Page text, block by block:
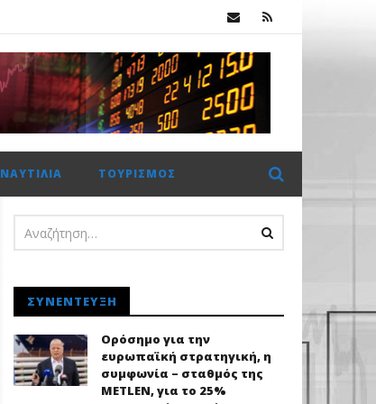
Πέμπτο σερί κλείσιμο πάνω από τις 2.600 μονάδες για το Χρηματιστήριο Αθηνών με ώθηση από το εξωτερικό
ΝΑΥΤΙΛΊΑ ΤΟΥΡΙΣΜΌΣ
ΣΥΝΈΝΤΕΥΞΗ
Ορόσημο για την
ευρωπαϊκή στρατηγική, η
συμφωνία – σταθμός της
METLEN, για το 25%